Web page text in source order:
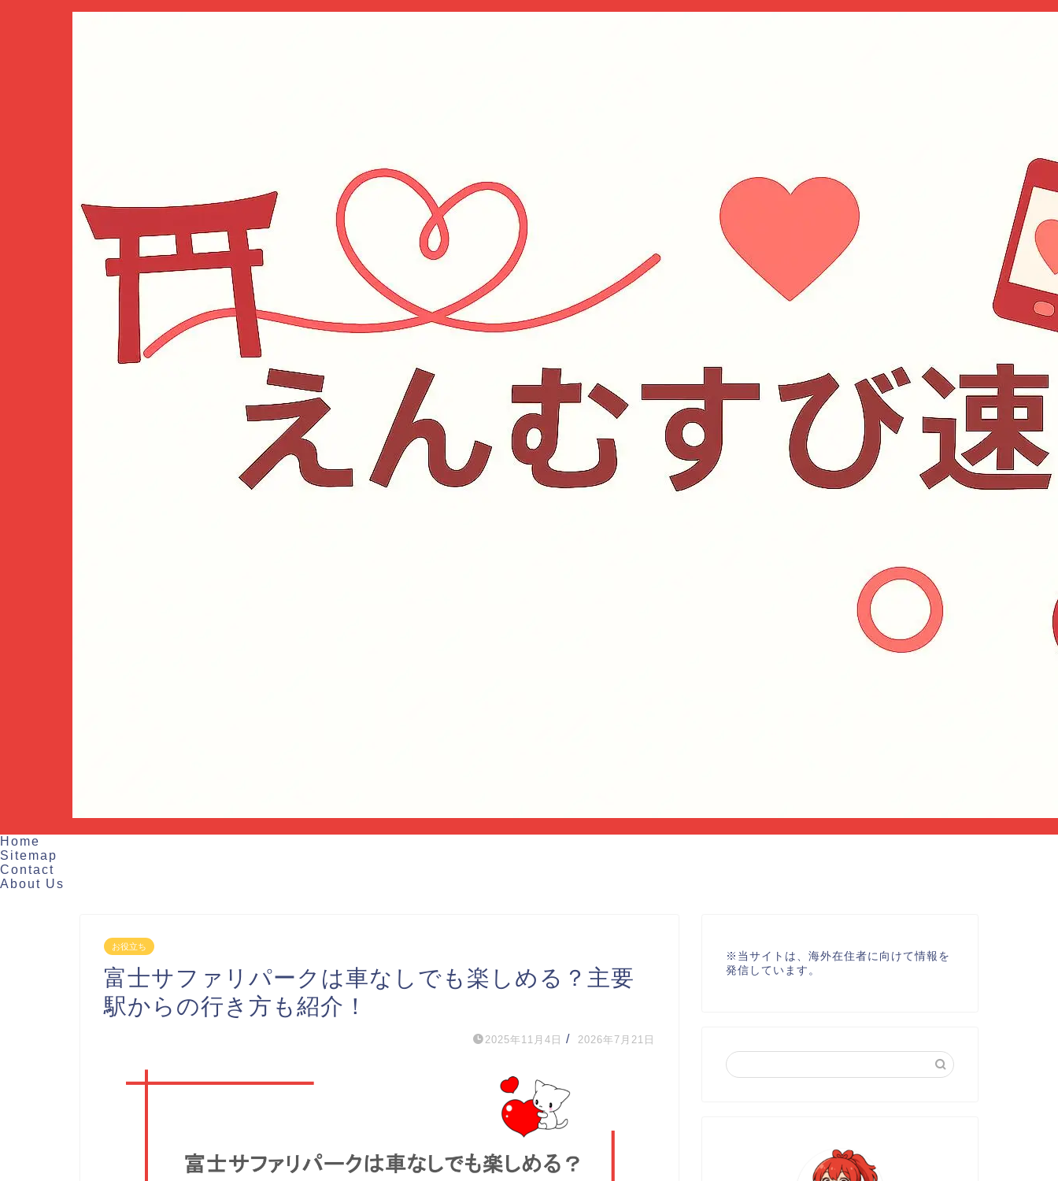
Home
Sitemap
Contact
About Us
お役立ち
富士サファリパークは車なしでも楽しめる？主要
駅からの行き方も紹介！
2025年11月4日 / 2026年7月21日
※ 当サイトは、海外在住者に向けて情報を
発信しています。